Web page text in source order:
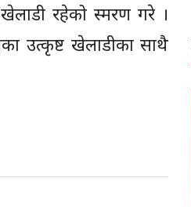
रहेको स्मरण गरे ।
उत्कृष्ट खेलाडीका साथै